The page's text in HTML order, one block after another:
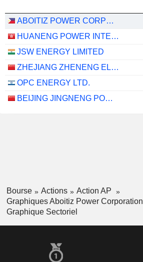
ABOITIZ POWER CORPORATION
HUANENG POWER INTERNATIONAL, INC.
JSW ENERGY LIMITED
ZHEJIANG ZHENENG ELECTRIC POWER CO., LTD.
OPC ENERGY LTD.
BEIJING JINGNENG POWER CO., LTD.
Bourse Actions
Action AP
Graphiques Aboitiz Power Corporation
Graphique Sectoriel